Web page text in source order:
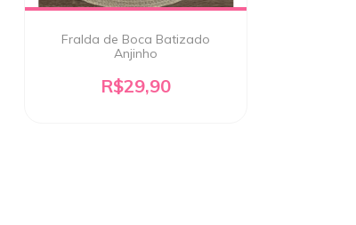
Fralda de Boca Batizado
Anjinho
R$29,90